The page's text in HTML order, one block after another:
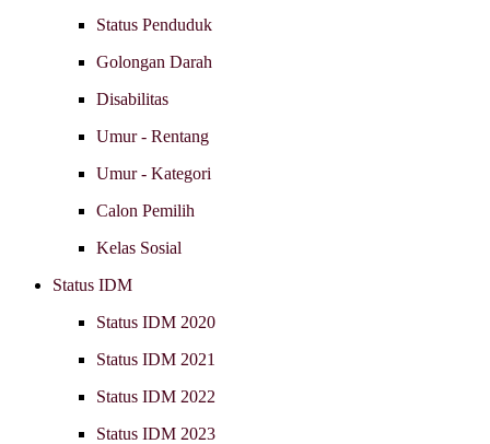
Status Penduduk
Golongan Darah
Disabilitas
Umur - Rentang
Umur - Kategori
Calon Pemilih
Kelas Sosial
Status IDM
Status IDM 2020
Status IDM 2021
Status IDM 2022
Status IDM 2023